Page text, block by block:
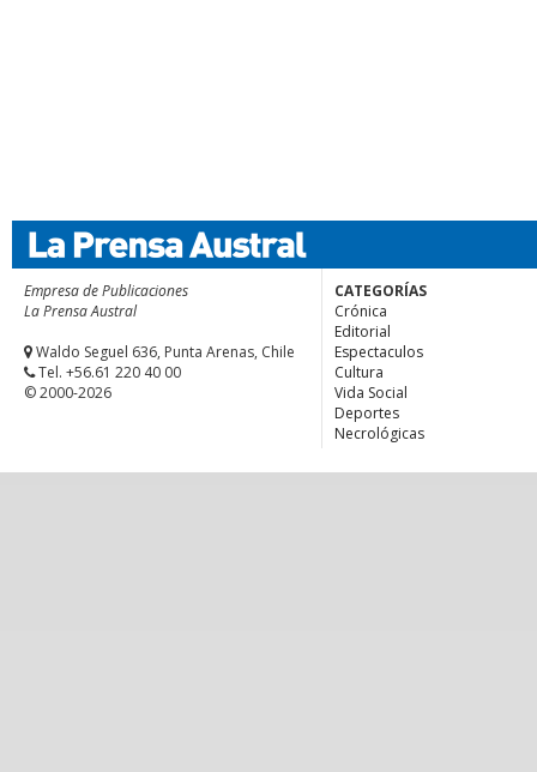
Empresa de Publicaciones
La Prensa Austral
Waldo Seguel 636, Punta Arenas, Chile
Tel. +56.61 220 40 00
© 2000-2026
CATEGORÍAS
Crónica
Editorial
Espectaculos
Cultura
Vida Social
Deportes
Necrológicas